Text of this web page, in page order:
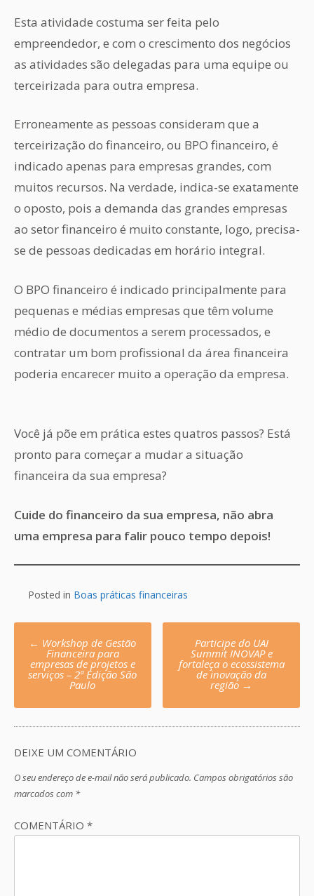
Esta atividade costuma ser feita pelo
empreendedor, e com o crescimento dos negócios
as atividades são delegadas para uma equipe ou
terceirizada para outra empresa.
Erroneamente as pessoas consideram que a
terceirização do financeiro, ou BPO financeiro, é
indicado apenas para empresas grandes, com
muitos recursos. Na verdade, indica-se exatamente
o oposto, pois a demanda das grandes empresas
ao setor financeiro é muito constante, logo, precisa-
se de pessoas dedicadas em horário integral.
O BPO financeiro é indicado principalmente para
pequenas e médias empresas que têm volume
médio de documentos a serem processados, e
contratar um bom profissional da área financeira
poderia encarecer muito a operação da empresa.
Você já põe em prática estes quatros passos? Está
pronto para começar a mudar a situação
financeira da sua empresa?
Cuide do financeiro da sua empresa, não abra
uma empresa para falir pouco tempo depois!
Posted in Boas práticas financeiras
Post
navigation
← Workshop de Gestão
Financeira para
empresas de projetos e
serviços – 2ª Edição São
Paulo
Participe do UAI
Summit INOVAP e
fortaleça o ecossistema
de inovação da
região →
DEIXE UM COMENTÁRIO
O seu endereço de e-mail não será publicado. Campos obrigatórios são
marcados com *
COMENTÁRIO *